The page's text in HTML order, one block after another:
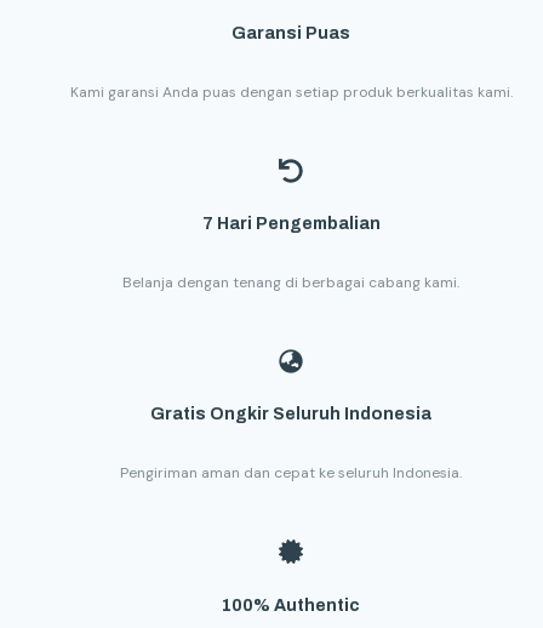
Garansi Puas
Kami garansi Anda puas dengan setiap produk berkualitas kami.
7 Hari Pengembalian
Belanja dengan tenang di berbagai cabang kami.
Gratis Ongkir Seluruh Indonesia
Pengiriman aman dan cepat ke seluruh Indonesia.
100% Authentic